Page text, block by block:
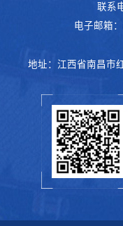
联系
电子邮箱
地址：江西省南昌市